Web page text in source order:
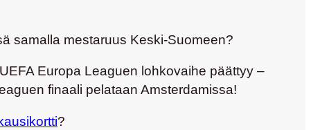
samalla mestaruus Keski-Suomeen?
Europa Leaguen lohkovaihe päättyy –
finaali pelataan Amsterdamissa!
?